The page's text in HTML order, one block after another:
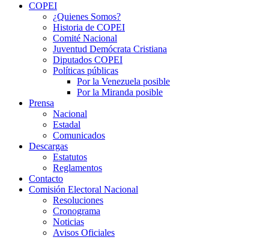
COPEI
¿Quienes Somos?
Historia de COPEI
Comité Nacional
Juventud Demócrata Cristiana
Diputados COPEI
Políticas públicas
Por la Venezuela posible
Por la Miranda posible
Prensa
Nacional
Estadal
Comunicados
Descargas
Estatutos
Reglamentos
Contacto
Comisión Electoral Nacional
Resoluciones
Cronograma
Noticias
Avisos Oficiales